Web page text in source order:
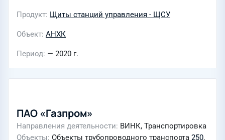
Продукт Щиты станций управления - ЩСУ
Объект АНХК
Период — 2020 г.
ПАО «Газпром»
Направления деятельности ВИНК, Транспортировка
Объекты Объекты трубопроводного транспорта 250,